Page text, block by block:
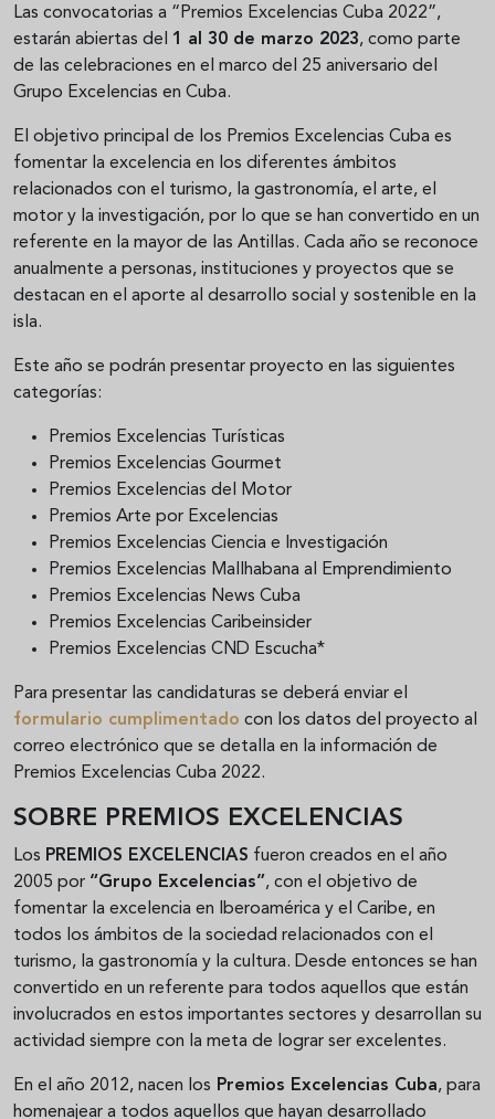
Las convocatorias a “Premios Excelencias Cuba 2022”,
estarán abiertas del 1 al 30 de marzo 2023, como parte
de las celebraciones en el marco del 25 aniversario del
Grupo Excelencias en Cuba.
El objetivo principal de los Premios Excelencias Cuba es
fomentar la excelencia en los diferentes ámbitos
relacionados con el turismo, la gastronomía, el arte, el
motor y la investigación, por lo que se han convertido en un
referente en la mayor de las Antillas. Cada año se reconoce
anualmente a personas, instituciones y proyectos que se
destacan en el aporte al desarrollo social y sostenible en la
isla.
Este año se podrán presentar proyecto en las siguientes
categorías:
Premios Excelencias Turísticas
Premios Excelencias Gourmet
Premios Excelencias del Motor
Premios Arte por Excelencias
Premios Excelencias Ciencia e Investigación
Premios Excelencias Mallhabana al Emprendimiento
Premios Excelencias News Cuba
Premios Excelencias Caribeinsider
Premios Excelencias CND Escucha*
Para presentar las candidaturas se deberá enviar el
formulario cumplimentado con los datos del proyecto al
correo electrónico que se detalla en la información de
Premios Excelencias Cuba 2022.
SOBRE PREMIOS EXCELENCIAS
Los PREMIOS EXCELENCIAS fueron creados en el año
2005 por “Grupo Excelencias”, con el objetivo de
fomentar la excelencia en Iberoamérica y el Caribe, en
todos los ámbitos de la sociedad relacionados con el
turismo, la gastronomía y la cultura. Desde entonces se han
convertido en un referente para todos aquellos que están
involucrados en estos importantes sectores y desarrollan su
actividad siempre con la meta de lograr ser excelentes.
En el año 2012, nacen los Premios Excelencias Cuba, para
homenajear a todos aquellos que hayan desarrollado